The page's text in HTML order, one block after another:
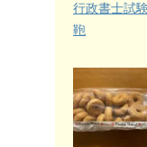
行政書士試
鞄